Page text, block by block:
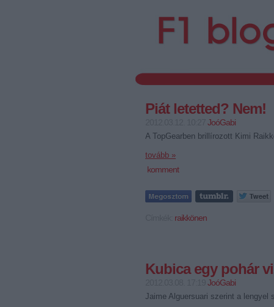
Piát letetted? Nem!
JoóGabi
A TopGearben brillírozott Kimi
tovább »
komment
raikkönen
Kubica egy pohár
JoóGabi
Jaime Alguersuari szerint a lengyel